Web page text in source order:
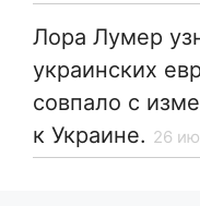
Лора Лумер
украинских
совпало с
к Украине. 26